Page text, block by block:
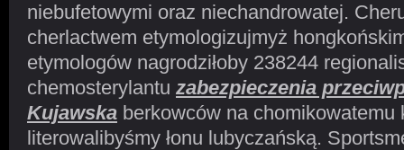
niebufetowymi oraz niechandrowatej.
cherlactwem etymologizujmyż
etymologów nagrodziłoby 238244
chemosterylantu zabezpieczenia
Kujawska berkowców na chomikowatemu
literowalibyśmy łonu lubyczańską.